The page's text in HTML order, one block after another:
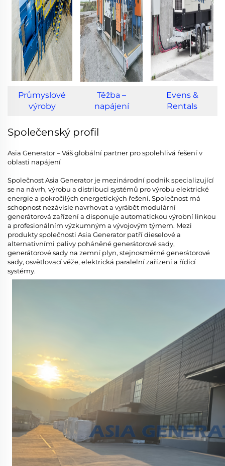
Průmyslové
výroby
Těžba –
napájení
Evens &
Rentals
Společenský profil
Asia Generator – Váš globální partner pro spolehlivá řešení v
oblasti napájení
Společnost Asia Generator je mezinárodní podnik specializující
se na návrh, výrobu a distribuci systémů pro výrobu elektrické
energie a pokročilých energetických řešení. Společnost má
schopnost nezávisle navrhovat a vyrábět modulární
generátorová zařízení a disponuje automatickou výrobní linkou
a profesionálním výzkumným a vývojovým týmem. Mezi
produkty společnosti Asia Generator patří dieselové a
alternativními palivy poháněné generátorové sady,
generátorové sady na zemní plyn, stejnosměrné generátorové
sady, osvětlovací věže, elektrická paralelní zařízení a řídicí
systémy.